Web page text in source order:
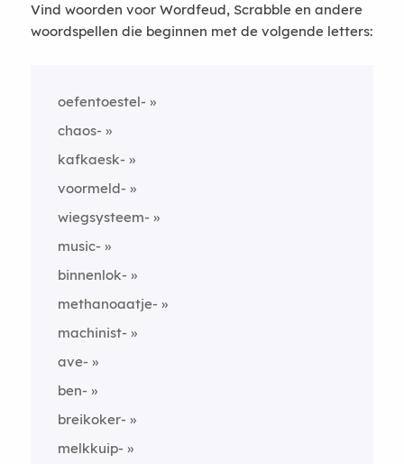
Vind woorden voor Wordfeud, Scrabble en andere
woordspellen die beginnen met de volgende letters:
oefentoestel-
chaos-
kafkaesk-
voormeld-
wiegsysteem-
music-
binnenlok-
methanoaatje-
machinist-
ave-
ben-
breikoker-
melkkuip-